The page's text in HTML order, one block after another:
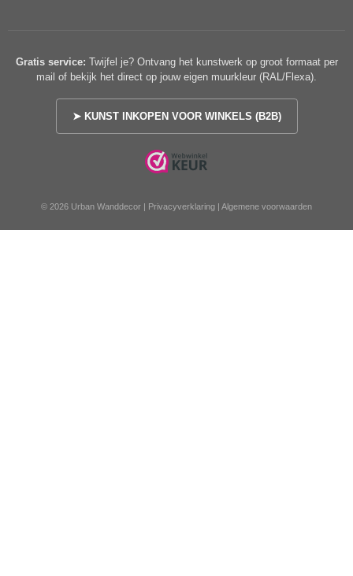
Gratis service: Twijfel je? Ontvang het kunstwerk op groot formaat per
mail of bekijk het direct op jouw eigen muurkleur (RAL/Flexa).
➤ KUNST INKOPEN VOOR WINKELS (B2B)
© 2026 Urban Wanddecor | Privacyverklaring | Algemene voorwaarden